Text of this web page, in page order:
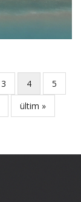
Page
3
Current
page
4 Page
5
Last
ültim »